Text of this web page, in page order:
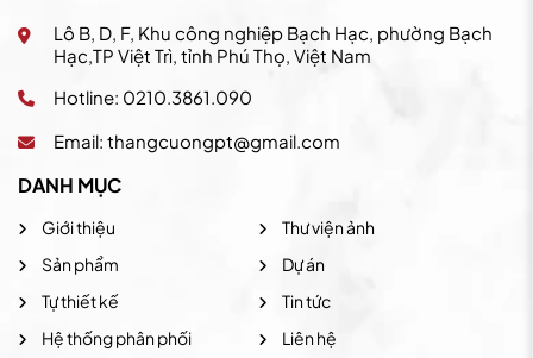
Lô B, D, F, Khu công nghiệp Bạch Hạc, phường Bạch
Hạc,TP Việt Trì, tỉnh Phú Thọ, Việt Nam
Hotline: 0210.3861.090
Email: thangcuongpt@gmail.com
DANH MỤC
Giới thiệu
Sản phẩm
Tự thiết kế
Hệ thống phân phối
Thư viện ảnh
Dự án
Tin tức
Liên hệ